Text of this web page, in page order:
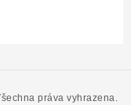
práva vyhrazena.